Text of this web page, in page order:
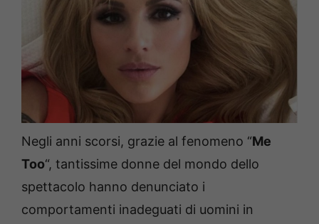
Negli anni scorsi, grazie al fenomeno “Me
Too“, tantissime donne del mondo dello
spettacolo hanno denunciato i
comportamenti inadeguati di uomini in